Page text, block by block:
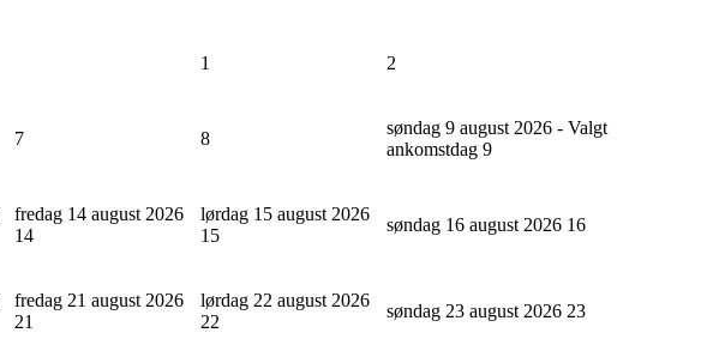
1 2
7 8
søndag 9 august 2026 - Valgt
ankomstdag 9
fredag 14 august 2026
14
lørdag 15 august 2026
15
søndag 16 august 2026 16
fredag 21 august 2026
21
lørdag 22 august 2026
22
søndag 23 august 2026 23